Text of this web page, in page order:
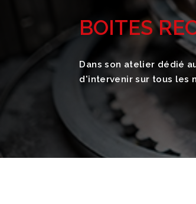
BOITES
Dans son atelier dédié
d'intervenir sur tous les